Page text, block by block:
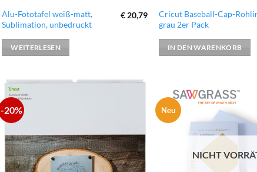
Alu-Fototafel weiß-matt,
Sublimation, unbedruckt
€20,79
WEITERLESEN
Cricut Baseball-Cap-
grau 2er Pack
IN DEN WARENKORB
-20% Neu
NICHT